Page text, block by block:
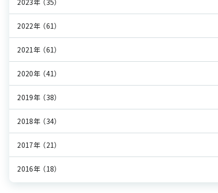
2023年 （35）
2022年 （61）
2021年 （61）
2020年 （41）
2019年 （38）
2018年 （34）
2017年 （21）
2016年 （18）